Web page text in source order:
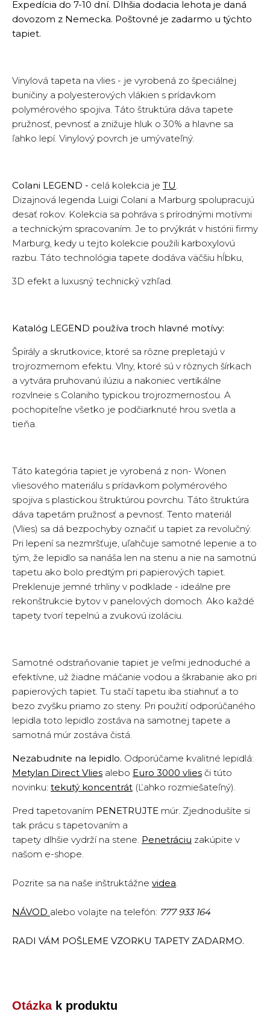
Expedícia do 7-10 dní. Dlhšia dodacia lehota je daná
dovozom z Nemecka. Poštovné je zadarmo u týchto
tapiet.
Vinylová tapeta na vlies - je vyrobená zo špeciálnej
buničiny a polyesterových vlákien s prídavkom
polymérového spojiva. Táto štruktúra dáva tapete
pružnosť, pevnosť a znižuje hluk o 30% a hlavne sa
ľahko lepí. Vinylový povrch je umývateľný.
Colani LEGEND - celá kolekcia je TU.
Dizajnová legenda Luigi Colani a Marburg spolupracujú
desať rokov. Kolekcia sa pohráva s prírodnými motívmi
a technickým spracovaním. Je to prvýkrát v histórii firmy
Marburg, kedy u tejto kolekcie použili karboxylovú
razbu. Táto technológia tapete dodáva väčšiu hĺbku,
3D efekt a luxusný technický vzhľad.
Katalóg LEGEND používa troch hlavné motívy:
Špirály a skrutkovice, ktoré sa rôzne prepletajú v
trojrozmernom efektu. Vlny, ktoré sú v rôznych šírkach
a vytvára pruhovanú ilúziu a nakoniec vertikálne
rozvlneie s Colaniho typickou trojrozmernosťou. A
pochopiteľne všetko je podčiarknuté hrou svetla a
tieňa.
Táto kategória tapiet je vyrobená z non- Wonen
vliesového materiálu s prídavkom polymérového
spojiva s plastickou štruktúrou povrchu. Táto štruktúra
dáva tapetám pružnosť a pevnosť. Tento materiál
(Vlies) sa dá bezpochyby označiť u tapiet za revolučný.
Pri lepení sa nezmršťuje, uľahčuje samotné lepenie a to
tým, že lepidlo sa nanáša len na stenu a nie na samotnú
tapetu ako bolo predtým pri papierových tapiet.
Preklenuje jemné trhliny v podklade - ideálne pre
rekonštrukcie bytov v panelových domoch. Ako každé
tapety tvorí tepelnú a zvukovú izoláciu.
Samotné odstraňovanie tapiet je veľmi jednoduché a
efektívne, už žiadne máčanie vodou a škrabanie ako pri
papierových tapiet. Tu stačí tapetu iba stiahnuť a to
bezo zvyšku priamo zo steny. Pri použití odporúčaného
lepidla toto lepidlo zostáva na samotnej tapete a
samotná múr zostáva čistá.
Nezabudnite na lepidlo. Odporúčame kvalitné lepidlá:
Metylan Direct Vlies alebo Euro 3000 vlies či túto
novinku: tekutý koncentrát (Ľahko rozmiešateľný).
Pred tapetovaním PENETRUJTE múr. Zjednodušíte si
tak prácu s tapetovaním a
tapety dlhšie vydrží na stene. Penetráciu zakúpite v
našom e-shope.
Pozrite sa na naše inštruktážne videa.
NÁVOD alebo volajte na telefón: 777 933 164
RADI VÁM POŠLEME VZORKU TAPETY ZADARMO.
Otázkak produktu